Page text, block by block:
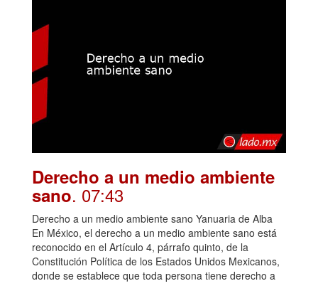
Derecho a un medio ambiente
sano. 07:43
Derecho a un medio ambiente sano Yanuaria de Alba
En México, el derecho a un medio ambiente sano está
reconocido en el Artículo 4, párrafo quinto, de la
Constitución Política de los Estados Unidos Mexicanos,
donde se establece que toda persona tiene derecho a